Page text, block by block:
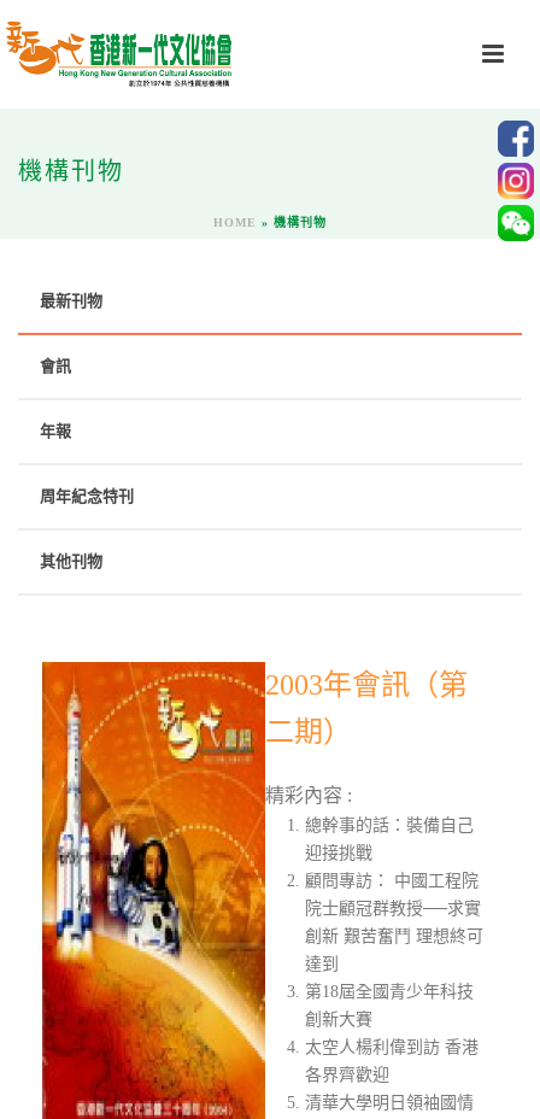
機構刊物
HOME » 機構刊物
最新刊物
會訊
年報
周年紀念特刊
其他刊物
2003年會訊（第
二期）
精彩內容 :
總幹事的話：裝備自己
迎接挑戰
顧問專訪： 中國工程院
院士顧冠群教授──求實
創新 艱苦奮鬥 理想終可
達到
第18屆全國青少年科技
創新大賽
太空人楊利偉到訪 香港
各界齊歡迎
清華大學明日領袖國情